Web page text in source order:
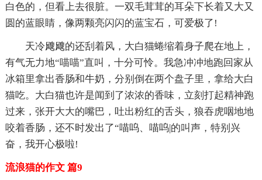
白色的，但看上去很脏。一双毛茸茸的耳朵下长着又大又
圆的蓝眼睛，像两颗亮闪闪的蓝宝石，可爱极了!
天冷飕飕的还刮着风，大白猫蜷缩着身子爬在地上，
有气无力地“喵喵”直叫，十分可怜。我急冲冲地跑回家从
冰箱里拿出香肠和牛奶，分别倒在两个盘子里，拿给大白
猫吃。大白猫也许是闻到了浓浓的香味，立刻打起精神跑
过来，张开大大的嘴巴，吐出粉红的舌头，狼吞虎咽地地
咬着香肠，还不时发出了“喵呜、喵呜|的叫声，特别兴
奋，我开心极啦!
流浪猫的作文 篇9